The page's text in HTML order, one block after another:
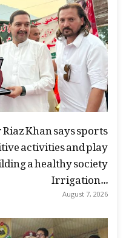
Khan says sports
activities and play
a healthy society
Irrigation...
August 7, 2026